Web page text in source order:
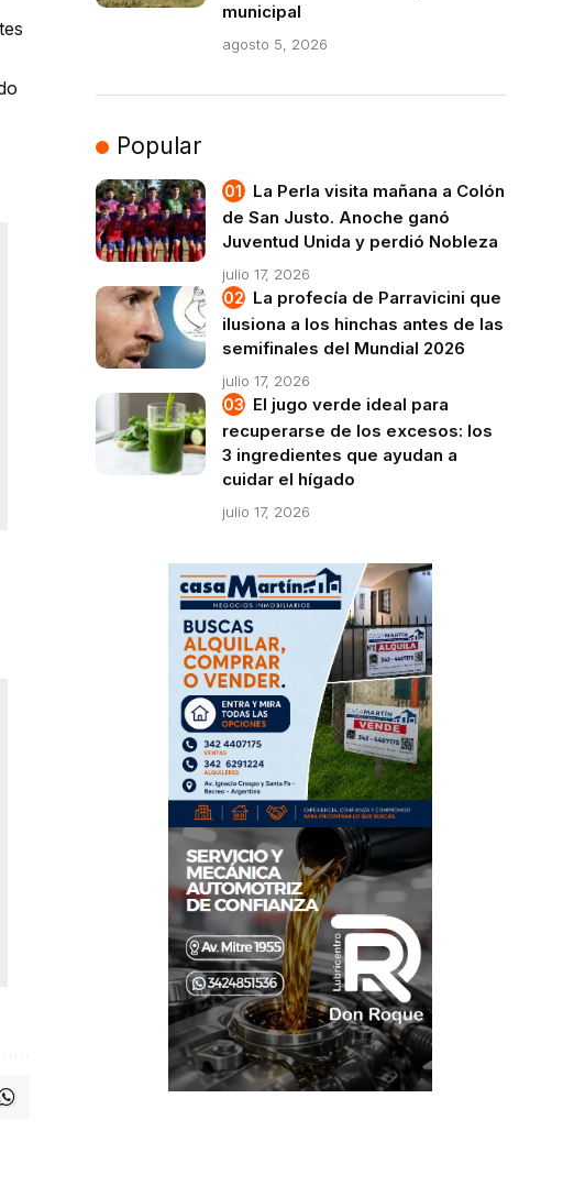
municipal
agosto 5, 2026
Popular
La Perla visita mañana a Colón
de San Justo. Anoche ganó
Juventud Unida y perdió Nobleza
julio 17, 2026
La profecía de Parravicini que
ilusiona a los hinchas antes de las
semifinales del Mundial 2026
julio 17, 2026
El jugo verde ideal para
recuperarse de los excesos: los
3 ingredientes que ayudan a
cuidar el hígado
julio 17, 2026